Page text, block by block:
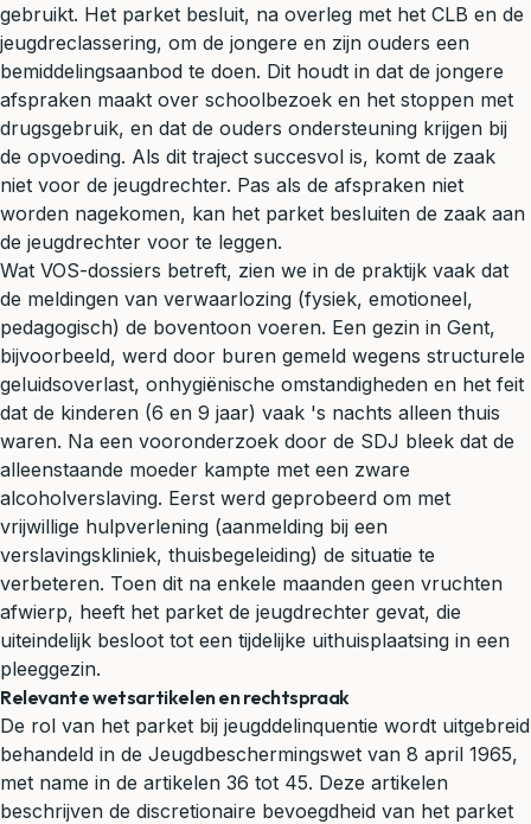
gebruikt. Het parket besluit, na overleg met het CLB en de
jeugdreclassering, om de jongere en zijn ouders een
bemiddelingsaanbod te doen. Dit houdt in dat de jongere
afspraken maakt over schoolbezoek en het stoppen met
drugsgebruik, en dat de ouders ondersteuning krijgen bij
de opvoeding. Als dit traject succesvol is, komt de zaak
niet voor de jeugdrechter. Pas als de afspraken niet
worden nagekomen, kan het parket besluiten de zaak aan
de jeugdrechter voor te leggen.
Wat VOS-dossiers betreft, zien we in de praktijk vaak dat
de meldingen van verwaarlozing (fysiek, emotioneel,
pedagogisch) de boventoon voeren. Een gezin in Gent,
bijvoorbeeld, werd door buren gemeld wegens structurele
geluidsoverlast, onhygiënische omstandigheden en het feit
dat de kinderen (6 en 9 jaar) vaak 's nachts alleen thuis
waren. Na een vooronderzoek door de SDJ bleek dat de
alleenstaande moeder kampte met een zware
alcoholverslaving. Eerst werd geprobeerd om met
vrijwillige hulpverlening (aanmelding bij een
verslavingskliniek, thuisbegeleiding) de situatie te
verbeteren. Toen dit na enkele maanden geen vruchten
afwierp, heeft het parket de jeugdrechter gevat, die
uiteindelijk besloot tot een tijdelijke uithuisplaatsing in een
pleeggezin.
Relevante wetsartikelen en rechtspraak
De rol van het parket bij jeugddelinquentie wordt uitgebreid
behandeld in de Jeugdbeschermingswet van 8 april 1965,
met name in de artikelen 36 tot 45. Deze artikelen
beschrijven de discretionaire bevoegdheid van het parket